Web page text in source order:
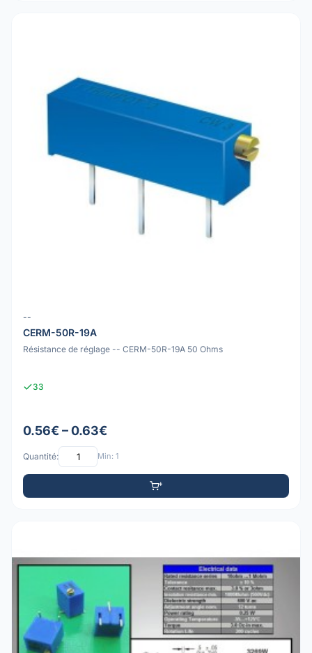
--
CERM-50R-19A
Résistance de réglage -- CERM-50R-19A 50 Ohms
33
0.56€ – 0.63€
Quantité: Min: 1